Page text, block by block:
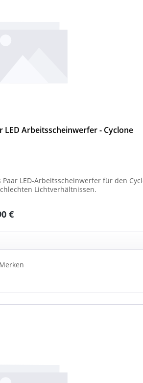
LED Arbeitsscheinwerfer - Cyclone
Paar LED-Arbeitsscheinwerfer für den
Lichtverhältnissen.
Preis:
€
Merken